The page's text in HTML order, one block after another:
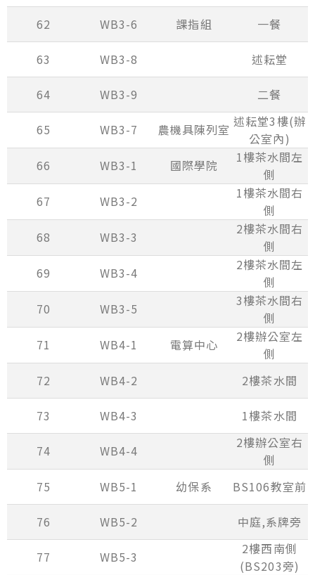
62 WB3-6 課指組 一餐
63 WB3-8 述耘堂
64 WB3-9 二餐
65 WB3-7 農機具陳列室 述耘堂3樓(辦
公室內)
66
WB3-1 國際學院
1樓茶水間左
側
67
WB3-2
1樓茶水間右
側
68
WB3-3
2樓茶水間右
側
69
WB3-4
2樓茶水間左
側
70
WB3-5
3樓茶水間右
側
71
WB4-1 電算中心
2樓辦公室左
側
72
WB4-2 2樓茶水間
73 WB4-3 1樓茶水間
74 WB4-4
2樓辦公室右
側
75
WB5-1 幼保系 BS106教室前
76 WB5-2 中庭,系牌旁
77 WB5-3
2樓西南側
(BS203旁)